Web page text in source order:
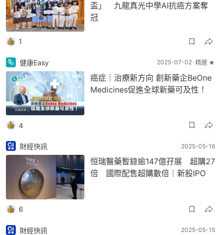
盃」 九龍真光中學AI抗癌方案奪
冠
1
健康Easy 2025-07-02 精選 ★
癌症｜治療新方向 創新藥企BeOne
Medicines促進全球新藥可及性！
4
財經快訊 2025-05-16
恒瑞醫藥暫錄逾147億孖展 超購27
倍 國際配售超購數倍｜新股IPO
6
財經快訊 2025-05-15